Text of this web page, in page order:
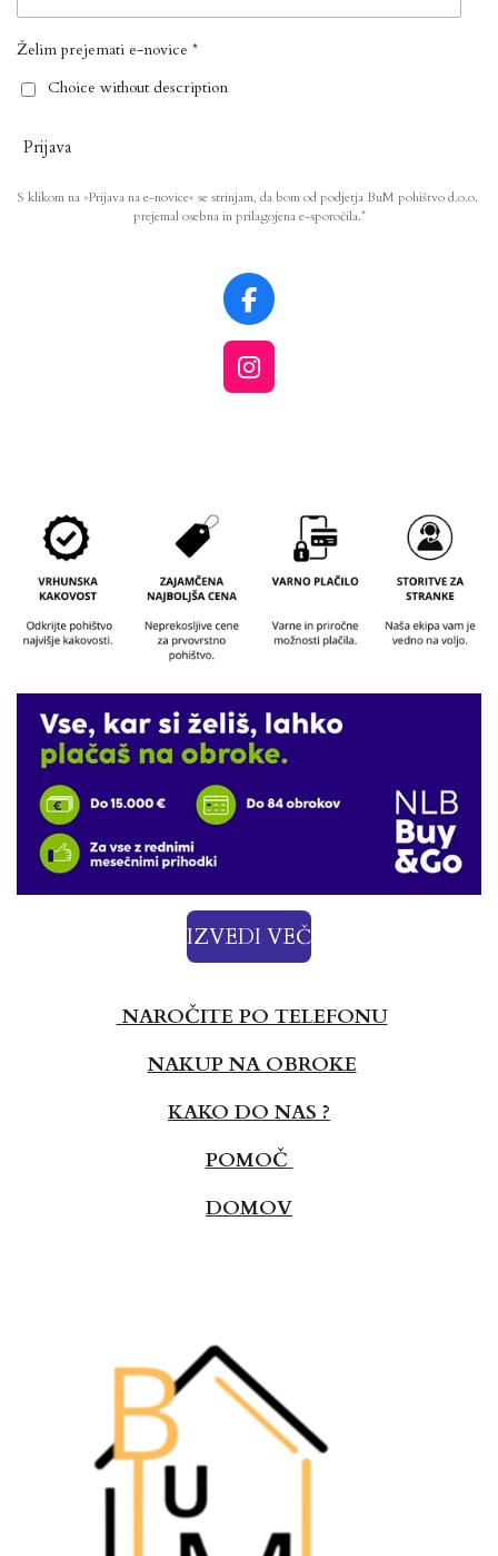
Želim prejemati e-novice *
Choice without description
Prijava
S klikom na »Prijava na e-novice« se strinjam, da bom od podjetja BuM pohištvo d.o.o.
prejemal osebna in prilagojena e-sporočila.*
F
a
c
e
I
n
IZVEDI VEČ
NAROČITE PO TELEFONU
NAKUP NA OBROKE
KAKO DO NAS ?
POMOČ
DOMOV